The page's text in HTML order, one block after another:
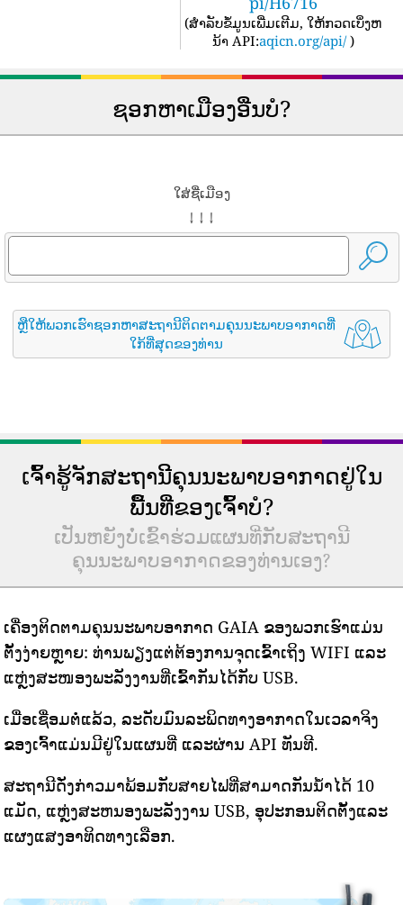
(ສໍາລັບຂໍ້ມູນເພີ່ມເຕີມ, ໃຫ້ກວດເບິ່ງຫ
ນ້າ API:aqicn.org/api/ )
ຊອກຫາເມືອງອື່ນບໍ?
ໃສ່ຊື່ເມືອງ
↓ ↓ ↓
ຫຼືໃຫ້ພວກເຮົາຊອກຫາສະຖານີຕິດຕາມຄຸນນະພາບອາກາດທີ່
ໃກ້ທີ່ສຸດຂອງທ່ານ
ເຈົ້າຮູ້ຈັກສະຖານີຄຸນນະພາບອາກາດຢູ່ໃນ
ພື້ນທີ່ຂອງເຈົ້າບໍ?
ເປັນຫຍັງບໍ່ເຂົ້າຮ່ວມແຜນທີ່ກັບສະຖານີ
ຄຸນນະພາບອາກາດຂອງທ່ານເອງ?
ເຄື່ອງຕິດຕາມຄຸນນະພາບອາກາດ GAIA ຂອງພວກເຮົາແມ່ນ
ຕັ້ງງ່າຍຫຼາຍ: ທ່ານພຽງແຕ່ຕ້ອງການຈຸດເຂົ້າເຖິງ WIFI ແລະ
ແຫຼ່ງສະໜອງພະລັງງານທີ່ເຂົ້າກັນໄດ້ກັບ USB.
ເມື່ອເຊື່ອມຕໍ່ແລ້ວ, ລະດັບມົນລະພິດທາງອາກາດໃນເວລາຈິງ
ຂອງເຈົ້າແມ່ນມີຢູ່ໃນແຜນທີ່ ແລະຜ່ານ API ທັນທີ.
ສະຖານີດັ່ງກ່າວມາພ້ອມກັບສາຍໄຟທີ່ສາມາດກັນນ້ໍາໄດ້ 10
ແມັດ, ແຫຼ່ງສະຫນອງພະລັງງານ USB, ອຸປະກອນຕິດຕັ້ງແລະ
ແຜງແສງອາທິດທາງເລືອກ.